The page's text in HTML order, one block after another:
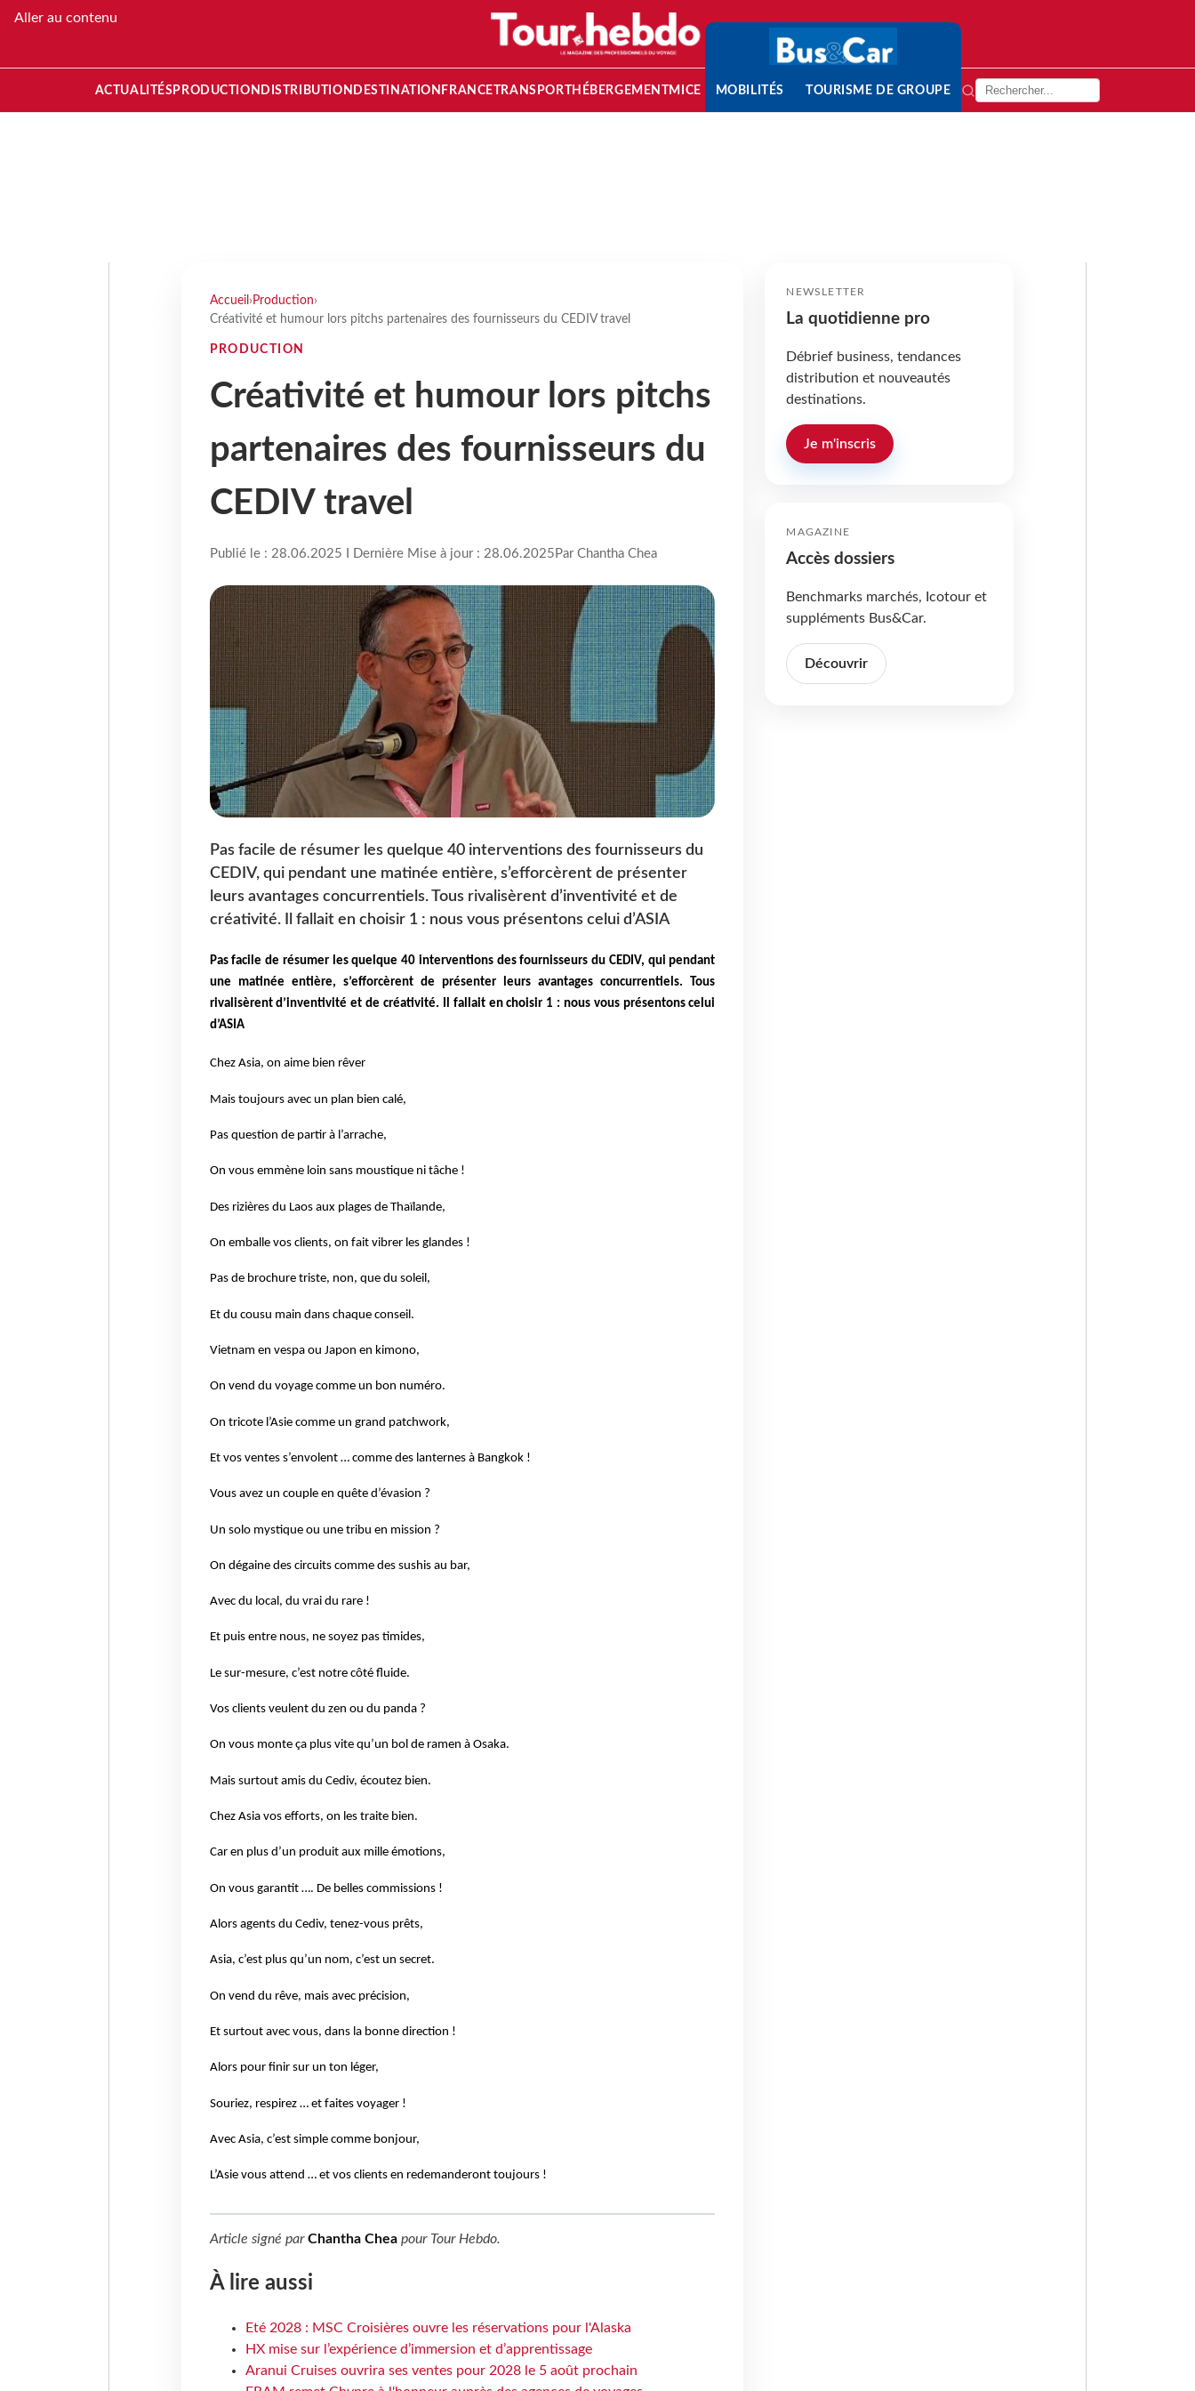
Aller au contenu
ACTUALITÉS PRODUCTION DISTRIBUTION DESTINATION FRANCETRANSPORT HÉBERGEMENTMICE MOBILITÉS TOURISME DE GROUPE
Accueil › Production›
Créativité et humour lors pitchs partenaires des fournisseurs du CEDIV travel
PRODUCTION
Créativité et humour lors pitchs
partenaires des fournisseurs du
CEDIV travel
Publié le : 28.06.2025 I Dernière Mise à jour : 28.06.2025 Par Chantha Chea
Pas facile de résumer les quelque 40 interventions des fournisseurs du
CEDIV, qui pendant une matinée entière, s’efforcèrent de présenter
leurs avantages concurrentiels. Tous rivalisèrent d’inventivité et de
créativité. Il fallait en choisir 1 : nous vous présentons celui d’ASIA
Pas facile de résumer les quelque 40 interventions des fournisseurs du CEDIV, qui pendant
une matinée entière, s’efforcèrent de présenter leurs avantages concurrentiels. Tous
rivalisèrent d’inventivité et de créativité. Il fallait en choisir 1 : nous vous présentons celui
d’ASIA
Chez Asia, on aime bien rêver
Mais toujours avec un plan bien calé,
Pas question de partir à l’arrache,
On vous emmène loin sans moustique ni tâche !
Des rizières du Laos aux plages de Thaïlande,
On emballe vos clients, on fait vibrer les glandes !
Pas de brochure triste, non, que du soleil,
Et du cousu main dans chaque conseil.
Vietnam en vespa ou Japon en kimono,
On vend du voyage comme un bon numéro.
On tricote l’Asie comme un grand patchwork,
Et vos ventes s’envolent … comme des lanternes à Bangkok !
Vous avez un couple en quête d’évasion ?
Un solo mystique ou une tribu en mission ?
On dégaine des circuits comme des sushis au bar,
Avec du local, du vrai du rare !
Et puis entre nous, ne soyez pas timides,
Le sur-mesure, c’est notre côté fluide.
Vos clients veulent du zen ou du panda ?
On vous monte ça plus vite qu’un bol de ramen à Osaka.
Mais surtout amis du Cediv, écoutez bien.
Chez Asia vos efforts, on les traite bien.
Car en plus d’un produit aux mille émotions,
On vous garantit …. De belles commissions !
Alors agents du Cediv, tenez-vous prêts,
Asia, c’est plus qu’un nom, c’est un secret.
On vend du rêve, mais avec précision,
Et surtout avec vous, dans la bonne direction !
Alors pour finir sur un ton léger,
Souriez, respirez … et faites voyager !
Avec Asia, c’est simple comme bonjour,
L’Asie vous attend … et vos clients en redemanderont toujours !
Article signé parChantha Cheapour Tour Hebdo.
À lire aussi
Eté 2028 : MSC Croisières ouvre les réservations pour l'Alaska
HX mise sur l’expérience d’immersion et d’apprentissage
Aranui Cruises ouvrira ses ventes pour 2028 le 5 août prochain
NEWSLETTER
La quotidienne pro
Débrief business, tendances
distribution et nouveautés
destinations.
Je m'inscris
MAGAZINE
Accès dossiers
Benchmarks marchés, Icotour et
suppléments Bus&Car.
Découvrir